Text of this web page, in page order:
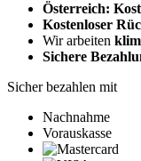
Österreich:
Kostenloser
Wir arbeiten
Sichere
Sicher bezahlen mit
Nachnahme
Vorauskasse